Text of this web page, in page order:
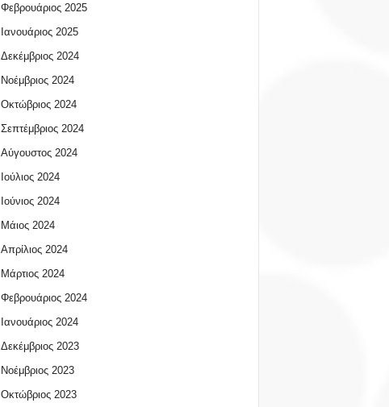
Φεβρουάριος 2025
Ιανουάριος 2025
Δεκέμβριος 2024
Νοέμβριος 2024
Οκτώβριος 2024
Σεπτέμβριος 2024
Αύγουστος 2024
Ιούλιος 2024
Ιούνιος 2024
Μάιος 2024
Απρίλιος 2024
Μάρτιος 2024
Φεβρουάριος 2024
Ιανουάριος 2024
Δεκέμβριος 2023
Νοέμβριος 2023
Οκτώβριος 2023